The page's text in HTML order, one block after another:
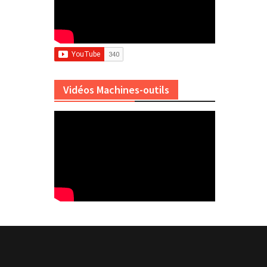
Vidéos Machines-outils